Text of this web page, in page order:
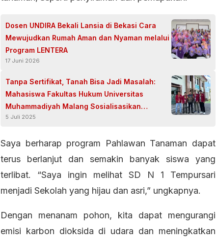
Dosen UNDIRA Bekali Lansia di Bekasi Cara
Mewujudkan Rumah Aman dan Nyaman melalui
Program LENTERA
17 Juni 2026
Tanpa Sertifikat, Tanah Bisa Jadi Masalah:
Mahasiswa Fakultas Hukum Universitas
Muhammadiyah Malang Sosialisasikan
Pentingnya Surat Hak Milik
5 Juli 2025
Saya berharap program Pahlawan Tanaman dapat
terus berlanjut dan semakin banyak siswa yang
terlibat. “Saya ingin melihat SD N 1 Tempursari
menjadi Sekolah yang hijau dan asri,” ungkapnya.
Dengan menanam pohon, kita dapat mengurangi
emisi karbon dioksida di udara dan meningkatkan